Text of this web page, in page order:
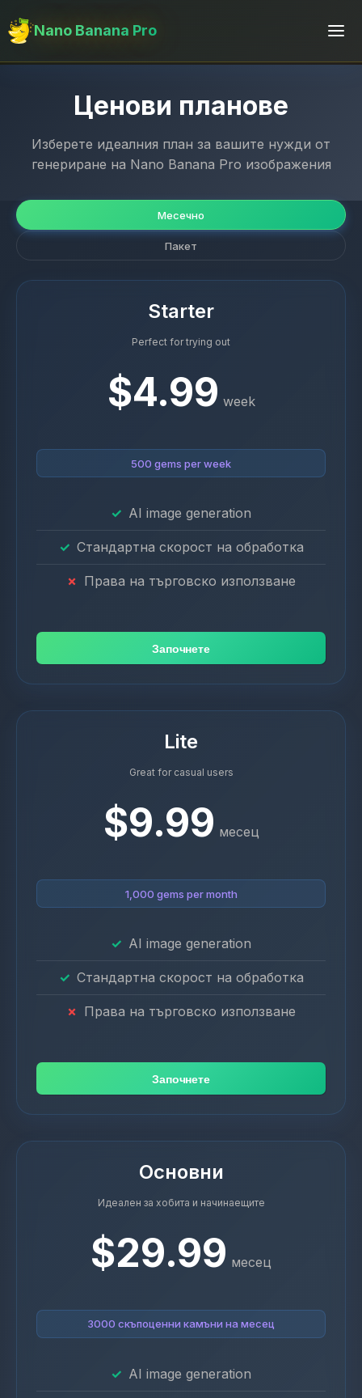
Nano Banana Pro
Ценови планове
Изберете идеалния план за вашите нужди от
генериране на Nano Banana Pro изображения
Месечно
Пакет
Starter
Perfect for trying out
$4.99 week
500 gems per week
AI image generation
Стандартна скорост на обработка
Права на търговско използване
Започнете
Lite
Great for casual users
$9.99 месец
1,000 gems per month
AI image generation
Стандартна скорост на обработка
Права на търговско използване
Започнете
Основни
Идеален за хобита и начинаещите
$29.99 месец
3000 скъпоценни камъни на месец
AI image generation